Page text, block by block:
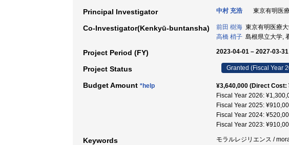
Principal Investigator 中村 充浩 東京有明医
Co-Investigator(Kenkyū-buntansha) 前田 樹海 東京有明医療
高橋 梢子 島根県立大学,
Project Period (FY) 2023-04-01 – 2027-03-31
Project Status Granted (Fiscal Year
Budget Amount *help
¥3,640,000 (Direct
Fiscal Year 2026:
Fiscal Year 2025:
Fiscal Year 2024:
Fiscal Year 2023:
Keywords モラルレジリエンス /